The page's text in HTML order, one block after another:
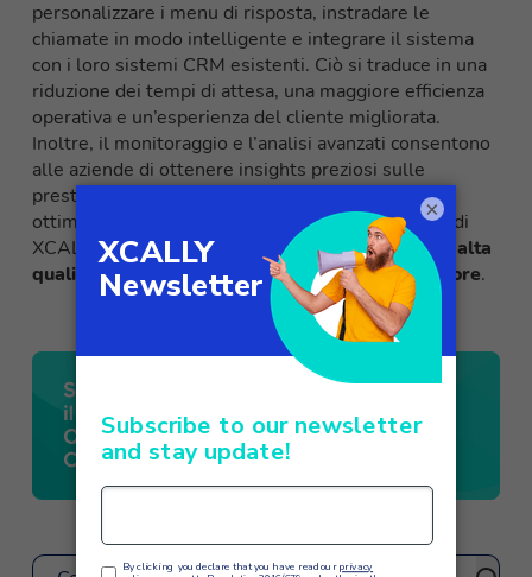
personalizzare i menu di risposta, instradare le
chiamate in modo intelligente e integrare il sistema
con i loro sistemi CRM esistenti. Ciò si traduce in una
riduzione dei tempi di attesa, una maggiore efficienza
operativa e un’esperienza del cliente migliorata.
Inoltre, il monitoraggio e l’analisi avanzati consentono
alle aziende di ottenere insights preziosi sulle
prestazioni dell’IVR e apportare eventuali
ottimizzazioni necessarie. Grazie all’IVR designer di
XCALLY, le aziende possono offrire unservizio di alta
qualità e migliorare la loro reputazione nel settore.
×